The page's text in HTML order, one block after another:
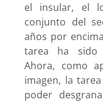
el insular, el
conjunto del
años por
tarea ha sido
Ahora, como
imagen, la
poder